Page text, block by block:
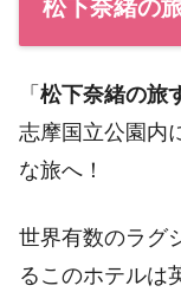
松下奈緒の
「 松下奈緒の旅
志摩国立公園内
な旅へ！
世界有数のラグ
るこのホテルは